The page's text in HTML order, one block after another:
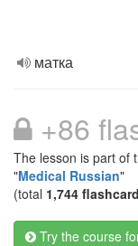
матка
+86
The lesson is part of
"Medical Russian"
(total 1,744
Try the course